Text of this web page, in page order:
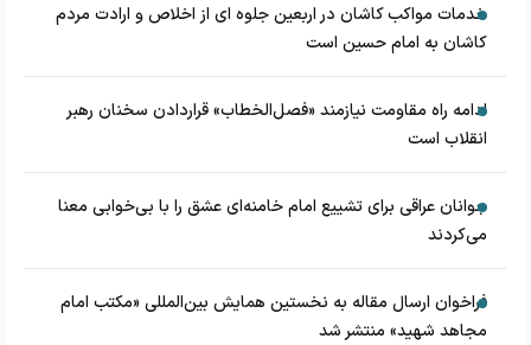
خدمات مواکب کاشان در اربعین جلوه ای از اخلاص و ارادت مردم
کاشان به امام حسین است
ادامه راه مقاومت نیازمند «فصل‌الخطاب» قراردادن سخنان رهبر
انقلاب است
جوانان عراقی برای تشییع امام خامنه‌ای عشق را با بی‌خوابی معنا
می‌کردند
فراخوان ارسال مقاله به نخستین همایش بین‌المللی «مکتب امام
مجاهد شهید» منتشر شد